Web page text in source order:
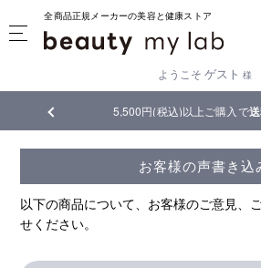
全商品正規メーカーの美容と健康ストア
ようこそ ゲスト 様
5,500円(税込)以上ご購入で
お客様の声書き込
以下の商品について、お客様のご意見、
せください。